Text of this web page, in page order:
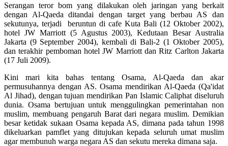
Serangan teror bom yang dilakukan oleh jaringan yang berkait
dengan Al-Qaeda ditandai dengan target yang berbau AS dan
sekutunya, terjadi beruntun di cafe Kuta Bali (12 Oktober 2002),
hotel JW Marriott (5 Agustus 2003), Kedutaan Besar Australia
Jakarta (9 September 2004), kembali di Bali-2 (1 Oktober 2005),
dan terakhir pemboman hotel JW Marriott dan Ritz Carlton Jakarta
(17 Juli 2009).
Kini mari kita bahas tentang Osama, Al-Qaeda dan akar
permusuhannya dengan AS. Osama mendirikan Al-Qaeda (Qa'idat
Al Jihad), dengan tujuan mendirikan Pan Islamic Caliphat diseluruh
dunia. Osama bertujuan untuk menggulingkan pemerintahan non
muslim, membuang pengaruh Barat dari negara muslim. Demikian
besar ketidak sukaan Osama kepada AS, dimana pada tahun 1998
dikeluarkan pamflet yang ditujukan kepada seluruh umat muslim
agar membunuh warga negara AS dan sekutu mereka dimana saja.